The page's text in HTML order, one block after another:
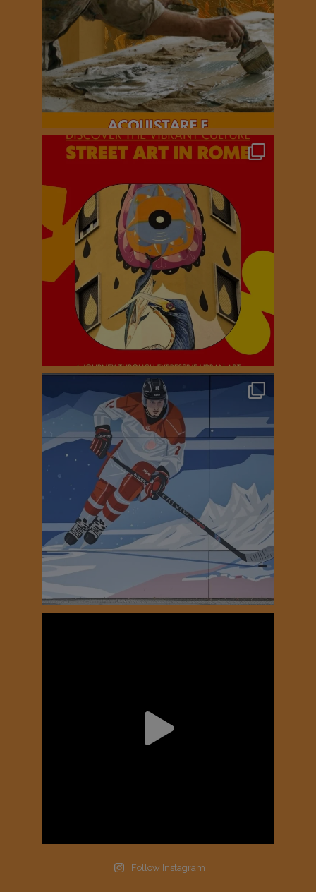
Follow Instagram